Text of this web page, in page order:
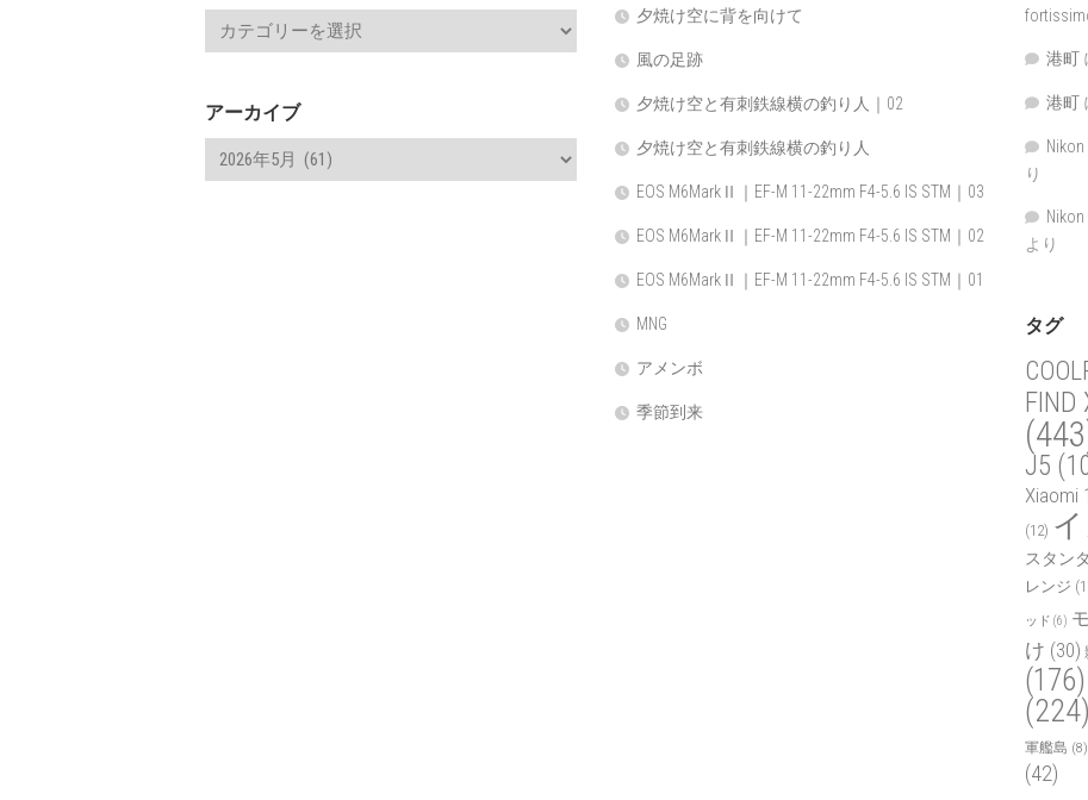
アーカイブ
夕焼け空に背を向けて
風の足跡
夕焼け空と有刺鉄線横の釣り人｜02
夕焼け空と有刺鉄線横の釣り人
EOS M6MarkⅡ｜EF-M 11-22mm F4-5.6 IS STM｜03
EOS M6MarkⅡ｜EF-M 11-22mm F4-5.6 IS STM｜02
EOS M6MarkⅡ｜EF-M 11-22mm F4-5.6 IS STM｜01
MNG
アメンボ
季節到来
港町
港町
り
より
タグ
FIND
J5
Xiaomi
(12)
スタン
レンジ
ッド (6)
け (30)
(176)
(224)
軍艦島 (8)
(42)